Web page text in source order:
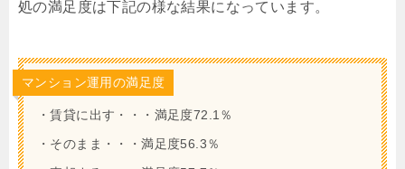
処の満足度は下記の様な結果になっています。
マンション運用の満足度
・賃貸に出す・・・満足度72.1％
・そのまま・・・満足度56.3％